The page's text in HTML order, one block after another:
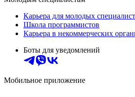
Карьера для молодых
Школа программистов
Карьера в некоммерческих
Боты для уведомлений
Мобильное приложение